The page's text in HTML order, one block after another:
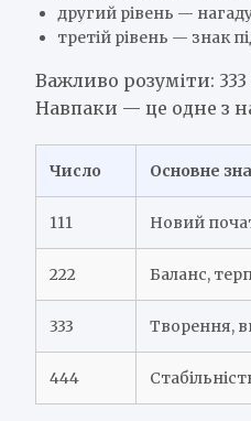
другий рівень —
третій рівень — знак
Важливо розуміти:
Навпаки — це одне з
Число Основне
111 Новий
222 Баланс,
333 Творення,
444